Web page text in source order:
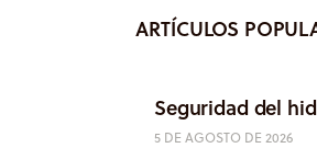
ARTÍCULOS
Seguridad del
5 DE AGOSTO DE 2026